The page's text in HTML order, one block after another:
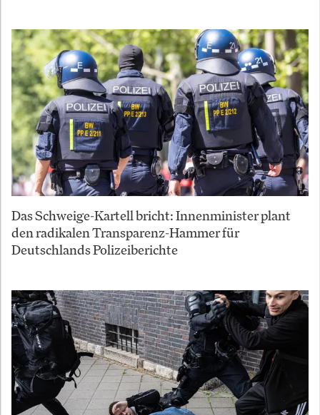
Das Schweige-Kartell bricht: Innenminister plant
den radikalen Transparenz-Hammer für
Deutschlands Polizeiberichte